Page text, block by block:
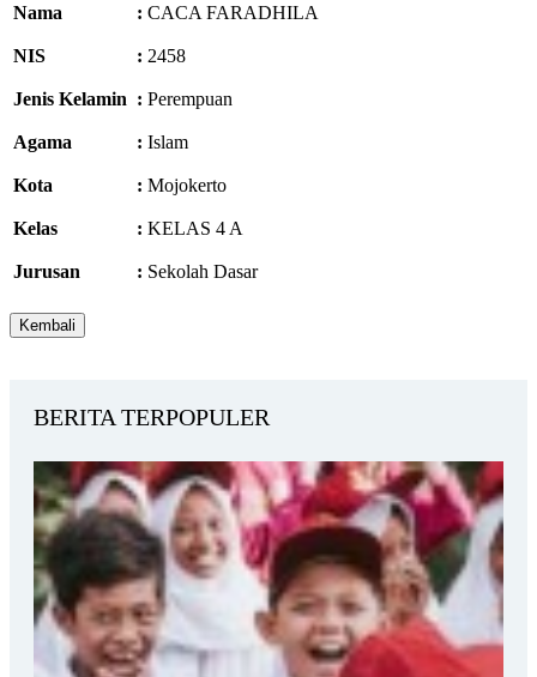
Nama : CACA FARADHILA
NIS : 2458
Jenis Kelamin : Perempuan
Agama : Islam
Kota : Mojokerto
Kelas : KELAS 4 A
Jurusan : Sekolah Dasar
BERITA TERPOPULER